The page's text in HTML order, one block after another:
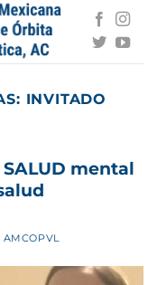
INVITADO
mental
AMCOPVL